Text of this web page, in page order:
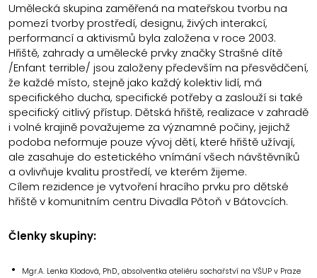
Umělecká skupina zaměřená na mateřskou tvorbu na
pomezí tvorby prostředí, designu, živých interakcí,
performancí a aktivismů byla založena v roce 2003.
Hřiště, zahrady a umělecké prvky značky Strašné dítě
/Enfant terrible/ jsou založeny především na přesvědčení,
že každé místo, stejně jako každý kolektiv lidí, má
specifického ducha, specifické potřeby a zaslouží si také
specifický citlivý přístup. Dětská hřiště, realizace v zahradě
i volné krajině považujeme za významné počiny, jejichž
podoba neformuje pouze vývoj dětí, které hřiště užívají,
ale zasahuje do estetického vnímání všech návštěvníků
a ovlivňuje kvalitu prostředí, ve kterém žijeme.
Cílem rezidence je vytvoření hracího prvku pro dětské
hřiště v komunitním centru Divadla Pôtoň v Bátovcích.
Členky skupiny:
Mgr.A. Lenka Klodová, PhD., absolventka ateliéru sochařství na VŠUP v Praze